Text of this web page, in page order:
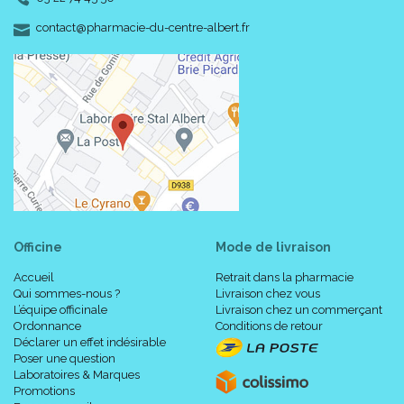
En position assise sur un siège rigide.
Pieds et jambes doivent être bien secs (pas de crème), les
ou aux bagues qui risquent d' endommager les mailles !
pour enlever les plis.
Le produit est bien mis en place si :
contact-
@-
pharmacie-du-centre-albert.fr
Officine
Accueil
Qui sommes-nous ?
L’équipe officinale
Ordonnance
Déclarer un effet indésirable
Poser une question
Laboratoires & Marques
Promotions
Mode de livraison
Retrait dans la pharmacie
Livraison chez vous
Livraison chez un commerçant
Conditions de retour